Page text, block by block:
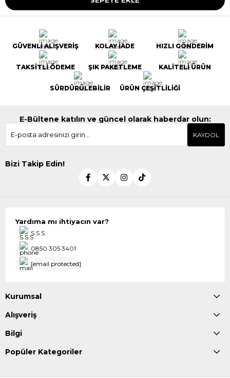
GÜVENLİ ALIŞVERİŞ KOLAY İADE HIZLI GÖNDERİM
TAKSİTLİ ÖDEME ŞIK PAKETLEME KALİTELİ ÜRÜN
SÜRDÜRÜLEBİLİR ÜRÜN ÇEŞİTLİLİĞİ
E-Bültene katılın ve güncel olarak haberdar olun:
KAYDOL
Bizi Takip Edin!
Yardıma mı ihtiyacın var?
S.S.S.
0850 305 3401
[email protected]
Kurumsal
Alışveriş
Bilgi
Popüler Kategoriler